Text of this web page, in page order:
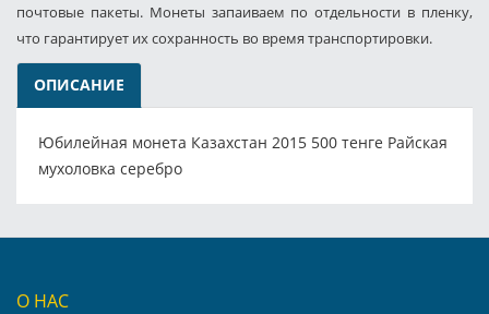
почтовые пакеты. Монеты запаиваем по отдельности в пленку,
что гарантирует их сохранность во время транспортировки.
ОПИСАНИЕ
Юбилейная монета Казахстан 2015 500 тенге Райская
мухоловка серебро
О НАС